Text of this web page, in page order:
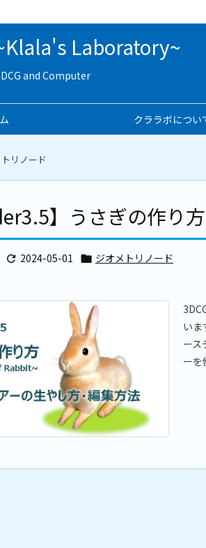
Laboratory~
and Computer
クララボについ
リノード
】うさぎの作り
 2024-05-01  ジオメトリノード
いま
ース
ーを